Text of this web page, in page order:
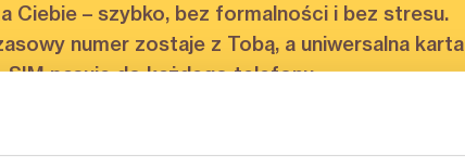
Ciebie – szybko, bez formalności i bez stresu.
numer zostaje z Tobą, a uniwersalna karta
SIM pasuje do każdego telefonu.